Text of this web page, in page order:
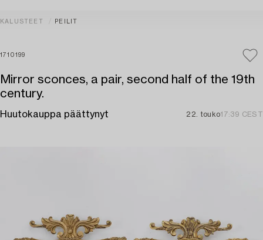
KALUSTEET PEILIT
1710199
Mirror sconces, a pair, second half of the 19th
century.
Huutokauppa päättynyt 22. touko17:39 CEST